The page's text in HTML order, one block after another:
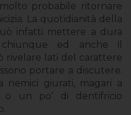
probabile ritornare
La quotidianità della
infatti mettere a dura
ed anche il
rivelare lati del carattere
portare a discutere.
nemici giurati, magari a
o un po’ di dentifricio